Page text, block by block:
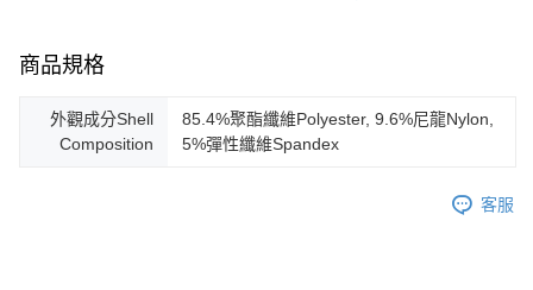
商品規格
外觀成分Shell
Composition
85.4%聚酯纖維Polyester, 9.6%尼龍Nylon,
5%彈性纖維Spandex
客服